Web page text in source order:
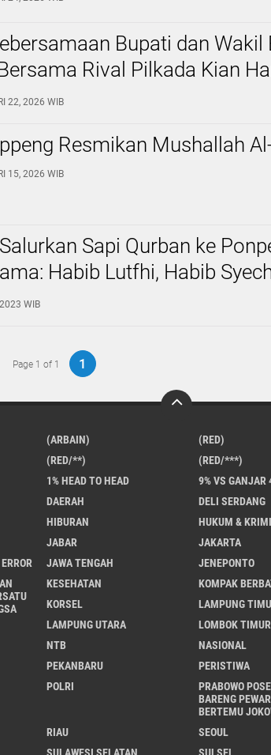
Bupati dan Wakil
Rival Pilkada Kian
22, 2026 WIB
Resmikan Mushallah
15, 2026 WIB
Sapi Qurban ke
Habib Lutfhi, Habib
Gus Baha
WIB
Page 1 of 1 1
(ARBAIN)
(RED)
(RED/**)
(RED/***)
1% HEAD TO HEAD
9% VS GANJAR
DAERAH
DELI SERDANG
HIBURAN
HUKUM &
JABAR
JAKARTA
JAWA TENGAH
JENEPONTO
KESEHATAN
KOMPAK
KORSEL
LAMPUNG
LAMPUNG UTARA
LOMBOK TIMUR
NTB
NASIONAL
PEKANBARU
PERISTIWA
POLRI
PRABOWO
BARENG
BERTEMU
RIAU
SEOUL